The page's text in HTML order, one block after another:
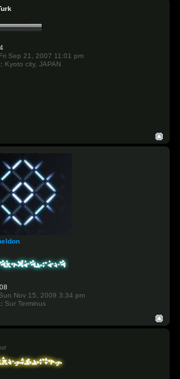
Fri Sep 21, 2007 11:01 pm
Kyoto city, JAPAN
Sun Nov 15, 2009 3:34 pm
Sur Terminus